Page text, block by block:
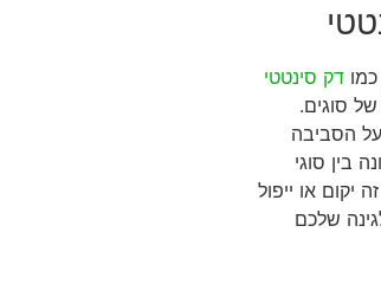
דק סינטטי
של סוגים.
הסביבה
בין סוגי
או ייפול
שלכם